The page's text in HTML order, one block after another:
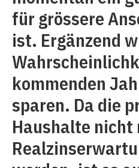
für grössere
ist. Ergänzend
kommenden
sparen. Da die
Haushalte nicht